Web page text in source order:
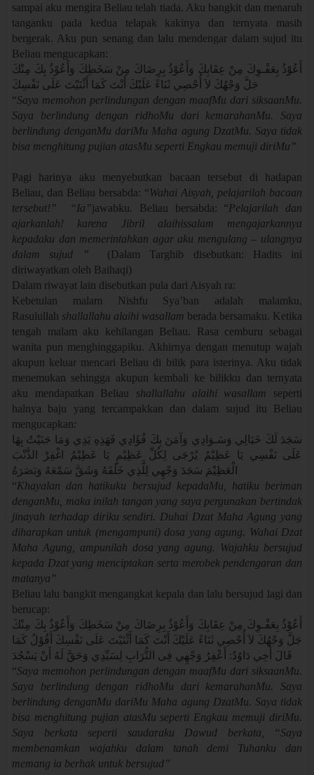
sampai aku mengira Beliau telah tiada. Aku bangkit dan menaruh
tanganku pada kedua telapak kakinya dan ternyata masih
bergerak. Aku pun senang dan lalu mendengar dalam sujud itu
Beliau mengucapkan:
أَعُوْذُ بِعَفْـوِكَ مِنْ عِقَابِكَ وَأَعُوْذُ بِرِضَاكَ مِنْ سَخَطِكَ وَأَعُوْذُ بِكَ مِنْكَ
جَلَّ وَجْهُكَ لاَ أُحْصِي ثَنَاءً عَلَيْكَ أَنْتَ كَمَا أَثْنَيْتَ عَلَى نَفْسِكَ
“Saya memohon perlindungan dengan maafMu dari siksaanMu.
Saya berlindung dengan ridhoMu dari kemarahanMu. Saya
berlindung denganMu dariMu Maha agung DzatMu. Saya tidak
bisa menghitung pujian atasMu seperti Engkau memuji diriMu”
Pagi harinya aku menyebutkan bacaan tersebut di hadapan
Beliau, dan Beliau bersabda: “Wahai Aisyah, pelajarilah bacaan
tersebut!” “Ia”jawabku. Beliau bersabda: “Pelajarilah dan
ajarkanlah! karena Jibril alaihissalam mengajarkannya
kepadaku dan memerintahkan agar aku mengulang – ulangnya
dalam sujud ” (Dalam Targhib disebutkan: Hadits ini
diriwayatkan oleh Baihaqi)
Dalam riwayat lain disebutkan pula dari Aisyah ra:
Kebetulan malam Nishfu Sya’ban adalah malamku,
Rasulullah shallallahu alaihi wasallam berada bersamaku. Ketika
tengah malam aku kehilangan Beliau. Rasa cemburu sebagai
wanita pun menghinggapiku. Akhirnya dengan menutup wajah
akupun keluar mencari Beliau di bilik para isterinya. Aku tidak
menemukan sehingga akupun kembali ke bilikku dan ternyata
aku mendapatkan Beliau shallallahu alaihi wasallam seperti
halnya baju yang tercampakkan dan dalam sujud itu Beliau
mengucapkan:
سَجَدَ لَكَ خَيَالِي وَسَـوَادِي وَآمَنَ بِكَ فُؤَادِي فَهَذِهِ يَدِي وَمَا جَنَيْتُ بِهَا
عَلَى نَفْسِي يَا عَظِيْمُ يُرْجَى لِكُلِّ عَظِيْمٍ يَا عَظِيْمُ اغْفِرْ الذَّنْبَ
الْعَظِيْمَ سَجَدَ وَجْهِي لِلَّذِي خَلَقَهُ وَشَقَّ سَمْعَهُ وَبَصَرَهُ
“Khayalan dan hatikuku bersujud kepadaMu, hatiku beriman
denganMu, maka inilah tangan yang saya pergunakan bertindak
jinayah terhadap diriku sendiri. Duhai Dzat Maha Agung yang
diharapkan untuk (mengampuni) dosa yang agung. Wahai Dzat
Maha Agung, ampunilah dosa yang agung. Wajahku bersujud
kepada Dzat yang menciptakan serta merobek pendengaran dan
matanya”
Beliau lalu bangkit mengangkat kepala dan lalu bersujud lagi dan
berucap:
أَعُوْذُ بِعَفْـوِكَ مِنْ عِقَابِكَ وَأَعُوْذُ بِرِضَاكَ مِنْ سَخَطِكَ وَأَعُوْذُ بِكَ مِنْكَ
جَلَّ وَجْهُكَ لاَ أُحْصِي ثَنَاءً عَلَيْكَ أَنْتَ كَمَا أَثْنَيْتَ عَلَى نَفْسِكَ أَقُوْلُ كَمَا
قَالَ أَخِي دَاوُدُ: أَعْفِرُ وَجْهِي فِى التُّرَابِ لِسَيِّدِي وَحَقَّ لَهُ أَنْ يَسْجُدَ
“Saya memohon perlindungan dengan maafMu dari siksaanMu.
Saya berlindung dengan ridhoMu dari kemarahanMu. Saya
berlindung denganMu dariMu Maha agung DzatMu. Saya tidak
bisa menghitung pujian atasMu seperti Engkau memuji diriMu.
Saya berkata seperti saudaraku Dawud berkata, “Saya
membenamkan wajahku dalam tanah demi Tuhanku dan
memang ia berhak untuk bersujud”